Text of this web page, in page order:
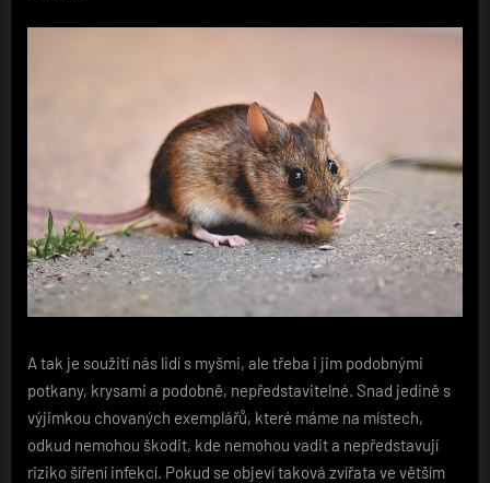
A tak je soužití nás lidí s myšmi, ale třeba i jim podobnými
potkany, krysami a podobně, nepředstavitelné. Snad jedině s
výjimkou chovaných exemplářů, které máme na místech,
odkud nemohou škodit, kde nemohou vadit a nepředstavují
riziko šíření infekcí. Pokud se objeví taková zvířata ve větším